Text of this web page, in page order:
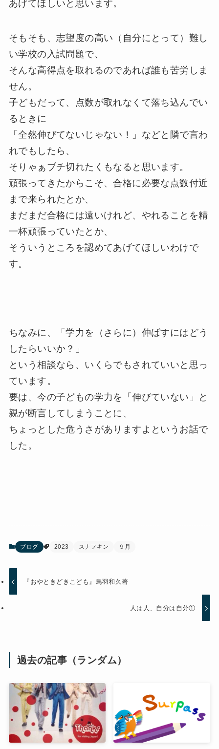
あげてほしいと思います。
そもそも、志望度の高い（自分にとって）難し
い学校の入試問題で、
そんな高得点を取れるのであれば誰も苦労しま
せん。
子どもだって、点数が取れなくて落ち込んでい
るときに
「全然伸びてないじゃない！」などと隣で言わ
れでもしたら、
そりゃぁブチ切れたくもなると思います。
頑張ってきたからこそ、合格に必要な点数付近
まで来られたとか、
まだまだ合格には遠いけれど、やれることを精
一杯頑張っていたとか、
そういうところを認めてあげてほしいわけで
す。
ちなみに、「学力を（さらに）伸ばすにはどう
したらいいか？」
という相談なら、いくらでもされていいと思っ
ています。
要は、今の子どもの学力を「伸びていない」と
親が断言してしまうことに、
ちょっとした危うさがありますよというお話で
した。
ブログ 2023 スナフキン ９月
『おやときどきこども』鳥羽和久著
人は人、自分は自分①
過去の記事（ランダム）